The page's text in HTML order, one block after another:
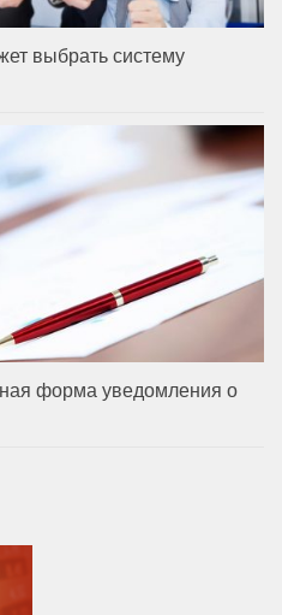
выбрать систему
форма уведомления о